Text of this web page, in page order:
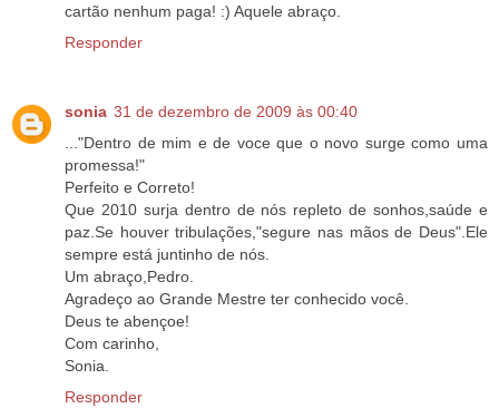
cartão nenhum paga! :) Aquele abraço.
Responder
sonia 31 de dezembro de 2009 às 00:40
..."Dentro de mim e de voce que o novo surge como uma
promessa!"
Perfeito e Correto!
Que 2010 surja dentro de nós repleto de sonhos,saúde e
paz.Se houver tribulações,"segure nas mãos de Deus".Ele
sempre está juntinho de nós.
Um abraço,Pedro.
Agradeço ao Grande Mestre ter conhecido você.
Deus te abençoe!
Com carinho,
Sonia.
Responder